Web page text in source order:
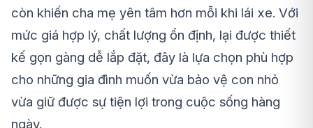
còn khiến cha mẹ yên tâm hơn mỗi khi lái xe. Với
mức giá hợp lý, chất lượng ổn định, lại được thiết
kế gọn gàng dễ lắp đặt, đây là lựa chọn phù hợp
cho những gia đình muốn vừa bảo vệ con nhỏ
vừa giữ được sự tiện lợi trong cuộc sống hàng
ngày.